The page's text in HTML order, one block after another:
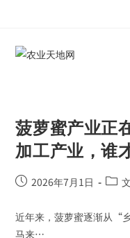
菠萝蜜产业正
加工产业，谁
2026年7月1日
近年来，菠萝蜜逐渐从“
马来…